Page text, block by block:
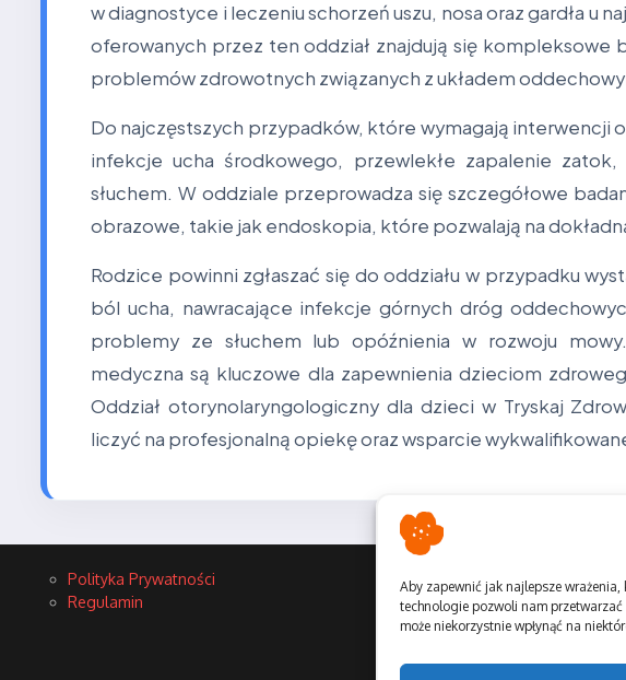
Aby zapewnić jak najlepsze
technologie pozwoli nam
może niekorzystnie wpłynąć na
w diagnostyce i leczeniu schorzeń uszu, nosa oraz gardła u
oferowanych przez ten oddział znajdują się kompleksowe
problemów zdrowotnych związanych z układem
Do najczęstszych przypadków, które wymagają interwencji
infekcje ucha środkowego, przewlekłe zapalenie
słuchem. W oddziale przeprowadza się szczegółowe
obrazowe, takie jak endoskopia, które pozwalają na
Rodzice powinni zgłaszać się do oddziału w przypadku
ból ucha, nawracające infekcje górnych dróg
problemy ze słuchem lub opóźnienia w rozwoju
medyczna są kluczowe dla zapewnienia dzieciom
Oddział otorynolaryngologiczny dla dzieci w Tryskaj
liczyć na profesjonalną opiekę oraz wsparcie
Polityka Prywatności
Regulamin